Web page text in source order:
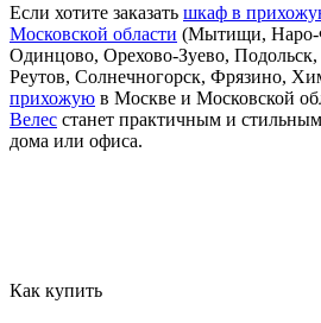
Если хотите заказать шкаф в
Московской области (Мытищи, Наро-
Одинцово, Орехово-Зуево,
Реутов, Солнечногорск, Фрязино,
прихожую в Москве и Московской
Велес станет практичным и
дома или офиса.
Как купить